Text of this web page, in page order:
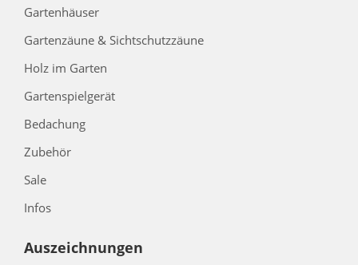
Gartenhäuser
Gartenzäune & Sichtschutzzäune
Holz im Garten
Gartenspielgerät
Bedachung
Zubehör
Sale
Infos
Auszeichnungen